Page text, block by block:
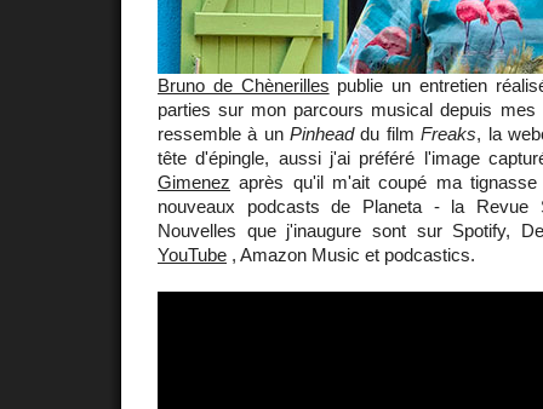
Bruno de Chènerilles publie un entretien
parties sur mon parcours musical depuis
ressemble à unPinheaddu filmFreaks, la
tête d'épingle, aussi j'ai préféré l'image
Gimenez après qu'il m'ait coupé ma
nouveaux podcasts de Planeta - la Revue
Nouvelles que j'inaugure sont sur Spotify,
YouTube , Amazon Music et podcastics.